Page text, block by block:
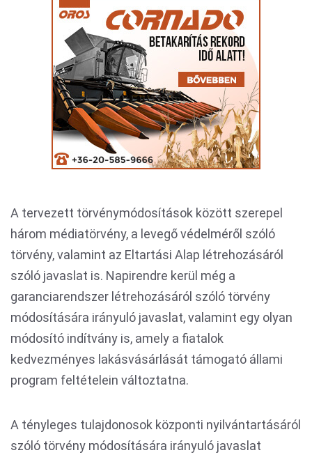
A tervezett törvénymódosítások között szerepel
három médiatörvény, a levegő védelméről szóló
törvény, valamint az Eltartási Alap létrehozásáról
szóló javaslat is. Napirendre kerül még a
garanciarendszer létrehozásáról szóló törvény
módosítására irányuló javaslat, valamint egy olyan
módosító indítvány is, amely a fiatalok
kedvezményes lakásvásárlását támogató állami
program feltételein változtatna.
A tényleges tulajdonosok központi nyilvántartásáról
szóló törvény módosítására irányuló javaslat